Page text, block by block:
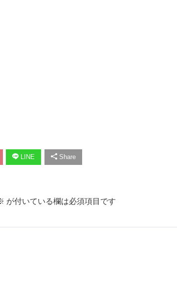
LINE Share
が付いている欄は必須項目です